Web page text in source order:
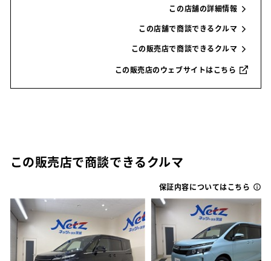
この店舗の詳細情報
この店舗で商談できるクルマ
この販売店で商談できるクルマ
この販売店のウェブサイトはこちら
この販売店で商談できるクルマ
保証内容についてはこちら